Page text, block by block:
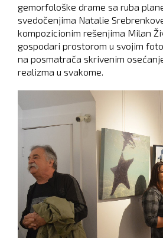
gemorfološke drame sa ruba
svedočenjima Natalie
kompozicionim rešenjima Milan
gospodari prostorom u svojim
na posmatrača skrivenim
realizma u svakome.